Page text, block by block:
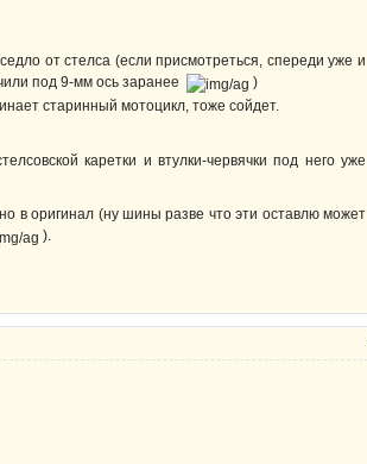
от стелса (если присмотреться, спереди уже и
под 9-мм ось заранее
)
старинный мотоцикл, тоже сойдет.
каретки и втулки-червячки под него уже
в оригинал (ну шины разве что эти оставлю может
).